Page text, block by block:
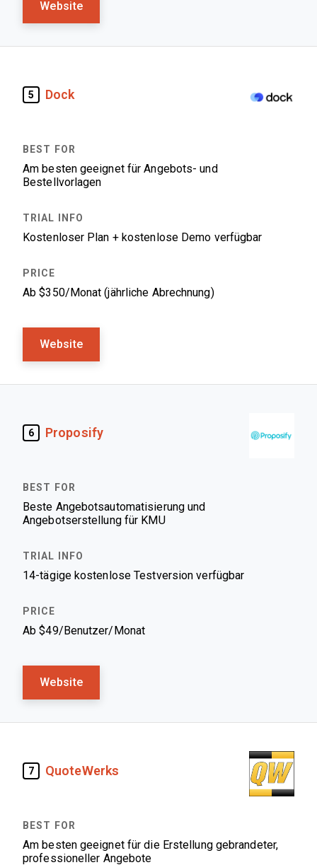
Website
5 Dock
Am besten geeignet für Angebots- und
Bestellvorlagen
Kostenloser Plan + kostenlose Demo verfügbar
Ab $350/Monat (jährliche Abrechnung)
Website
6 Proposify
Beste Angebotsautomatisierung und
Angebotserstellung für KMU
14-tägige kostenlose Testversion verfügbar
Ab $49/Benutzer/Monat
Website
7 QuoteWerks
Am besten geeignet für die Erstellung gebrandeter,
professioneller Angebote